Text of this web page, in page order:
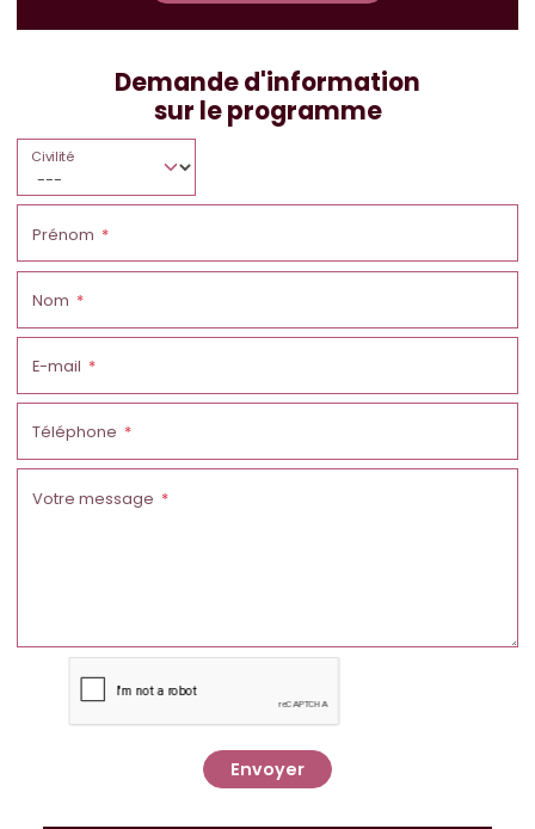
Demande d'information
sur le programme
Civilité
Prénom
Nom
E-mail
Téléphone
Votre message
Envoyer